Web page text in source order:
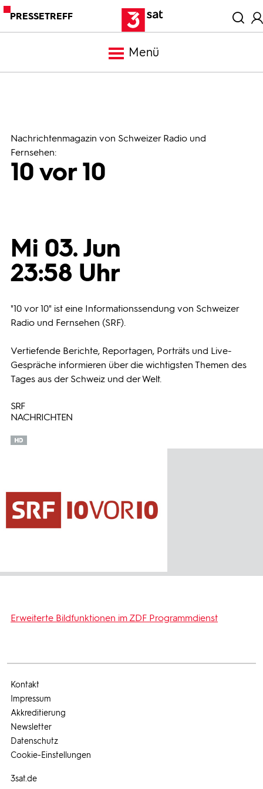
PRESSETREFF
Menü
Mediathek
Bilder
Programmwochen
3sat
Nachrichtenmagazin von Schweizer Radio und
Fernsehen:
10 vor 10
Mi 03. Jun
23:58 Uhr
"10 vor 10" ist eine Informationssendung von Schweizer
Radio und Fernsehen (SRF).
Vertiefende Berichte, Reportagen, Porträts und Live-
Gespräche informieren über die wichtigsten Themen des
Tages aus der Schweiz und der Welt.
SRF
NACHRICHTEN
Erweiterte Bildfunktionen im ZDF Programmdienst
3sat.de
Kontakt
Impressum
Akkreditierung
Newsletter
Datenschutz
Cookie-Einstellungen